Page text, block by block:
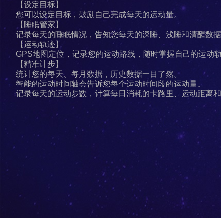
【设定目标】
您可以设定目标，鼓励自己完成每天的运动量。
【睡眠管家】
记录每天的睡眠情况，告知您每天的深睡、浅睡和清醒数
【运动轨迹】
GPS地图定位，记录您的运动路线，随时掌握自己的运动
【精准计步】
统计您的每天、每月数据，历史数据一目了然。
智能的运动时间轴会告诉您每个运动时间段的运动量。
记录每天的运动步数，计算每日消耗的卡路里、运动距离